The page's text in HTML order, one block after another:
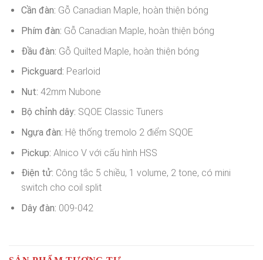
Cần đàn: Gỗ Canadian Maple, hoàn thiện bóng
Phím đàn: Gỗ Canadian Maple, hoàn thiện bóng
Đầu đàn: Gỗ Quilted Maple, hoàn thiện bóng
Pickguard: Pearloid
Nut: 42mm Nubone
Bộ chỉnh dây: SQOE Classic Tuners
Ngựa đàn: Hệ thống tremolo 2 điểm SQOE
Pickup: Alnico V với cấu hình HSS
Điện tử: Công tắc 5 chiều, 1 volume, 2 tone, có mini
switch cho coil split
Dây đàn: 009-042